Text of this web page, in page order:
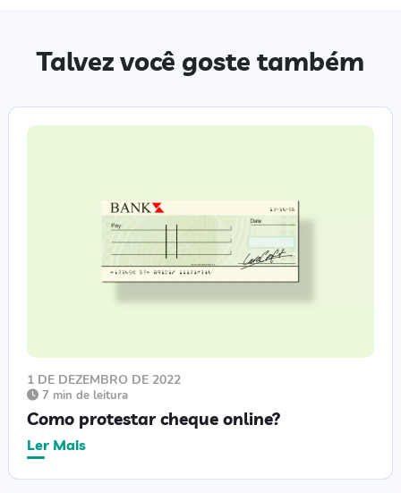
Talvez você goste também
1 DE DEZEMBRO DE 2022
7 min de leitura
Como protestar cheque online?
Ler Mais